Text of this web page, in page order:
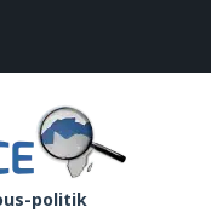
politik